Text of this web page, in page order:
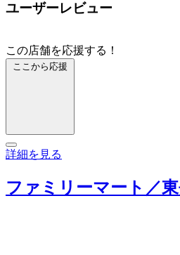
ユーザーレビュー
この店舗を応援する！
ここから応援
詳細を見る
ファミリーマート／